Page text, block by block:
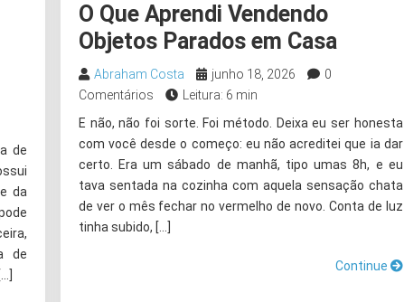
de
da
de
O Que Aprendi Vendendo
Objetos Parados em Casa
Abraham Costa junho 18, 2026
0
Comentários
Leitura: 6 min
E não, não foi sorte. Foi método. Deixa eu ser honesta
com você desde o começo: eu não acreditei que ia dar
certo. Era um sábado de manhã, tipo umas 8h, e eu
tava sentada na cozinha com aquela sensação chata
de ver o mês fechar no vermelho de novo. Conta de luz
tinha subido, […]
Continue